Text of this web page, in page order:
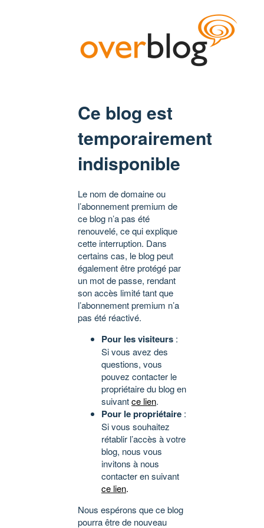
Ce blog est
temporairement
indisponible
Le nom de domaine ou
l’abonnement premium de
ce blog n’a pas été
renouvelé, ce qui explique
cette interruption. Dans
certains cas, le blog peut
également être protégé par
un mot de passe, rendant
son accès limité tant que
l’abonnement premium n’a
pas été réactivé.
Pour les visiteurs :
Si vous avez des
questions, vous
pouvez contacter le
propriétaire du blog en
suivantce lien.
Pour le propriétaire :
Si vous souhaitez
rétablir l’accès à votre
blog, nous vous
invitons à nous
contacter en suivant
ce lien.
Nous espérons que ce blog
pourra être de nouveau